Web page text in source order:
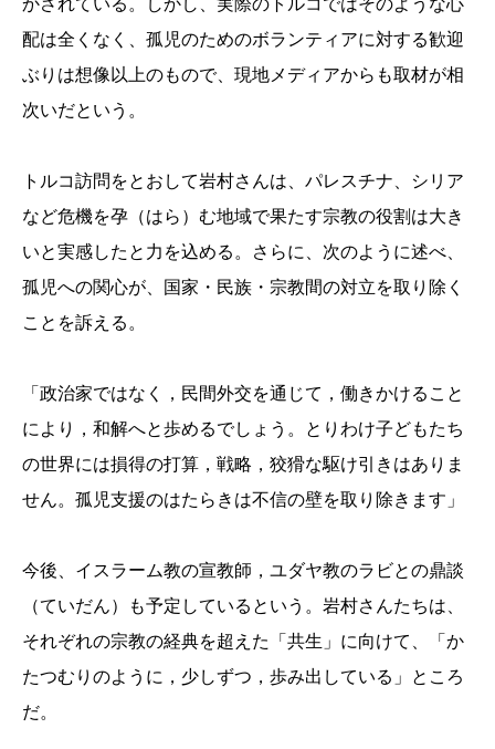
配は全くなく、孤児のためのボランティアに対する歓迎
ぶりは想像以上のもので、現地メディアからも取材が相
次いだという。
トルコ訪問をとおして岩村さんは、パレスチナ、シリア
など危機を孕（はら）む地域で果たす宗教の役割は大き
いと実感したと力を込める。さらに、次のように述べ、
孤児への関心が、国家・民族・宗教間の対立を取り除く
ことを訴える。
「政治家ではなく，民間外交を通じて，働きかけること
により，和解へと歩めるでしょう。とりわけ子どもたち
の世界には損得の打算，戦略，狡猾な駆け引きはありま
せん。孤児支援のはたらきは不信の壁を取り除きます」
今後、イスラーム教の宣教師，ユダヤ教のラビとの鼎談
（ていだん）も予定しているという。岩村さんたちは、
それぞれの宗教の経典を超えた「共生」に向けて、「か
たつむりのように，少しずつ，歩み出している 」ところ
だ。